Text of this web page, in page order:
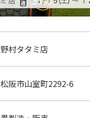
野村タタミ店
松阪市山室町2292-6